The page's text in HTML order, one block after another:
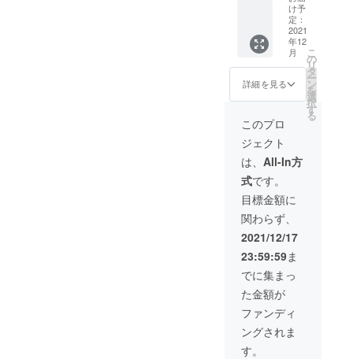
くな
く、
ふっく
らとし
た着心
地に仕
上がっ
ていま
す。
り裏
毛"を採
用。糸
に負荷
をかけ
むこと
ができ
め、厚
みがあ
りなが
らも硬
くな
く、
ふっく
らとし
た着心
地に仕
上がっ
ていま
す。
リュー
ム、袖
の切り
替え、
金具の
と、精
細にデ
し作り
込んだ
アイテ
ム。
仕上げ
るべ
く、
しっと
りとし
心地が
魅力の
コット
ン素材
を使
用。存
あるポ
ケッ
ト、
フード
の位置
とボ
リュー
ム、袖
の切り
替え、
金具の
カラー
と、精
コット
ン96%
ポリ
ウレタ
ン4% ・
生産
IN
・モデ
ル身
M181c
m 「華
やかに
着こな
せる
デッド
コー
ト」に
仕上げ
るべ
く、
しっと
10%
・生産
MADE
CHINA
「最高
シミア
ウール
を全身
に纏
う」を
テーマ
に、大
判生地
を使っ
たラグ
ジュア
リーな1
着。職
人の手
編みに
よって
仕上げ
られた
明】 ・
サイズ
フリー
サイズ
丈:121c
m 肩
巾:53c
m 身
巾:63c
m 袖
丈:54.5
cm
・素材
ウール
60% ポ
リエス
テル
30% カ
シミア
10%
・生産
国
MADE
IN
CHINA
「最高
け予
定：
2021
年12
月
詳細を見る
こ
の
リ
タ
ー
ン
を
選
択
す
る
このプロ
ジェクト
は、 All-In方
式です。
目標金額に
関わらず、
2021/12/17
23:59:59ま
でに集まっ
た金額が
ファンディ
ングされま
す。